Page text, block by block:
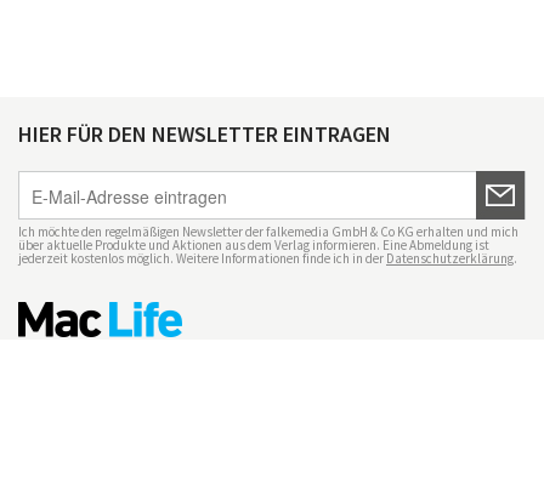
HIER FÜR DEN NEWSLETTER EINTRAGEN
Ich möchte den regelmäßigen Newsletter der falkemedia GmbH & Co KG erhalten und mich
über aktuelle Produkte und Aktionen aus dem Verlag informieren. Eine Abmeldung ist
jederzeit kostenlos möglich. Weitere Informationen finde ich in der Datenschutzerklärung.